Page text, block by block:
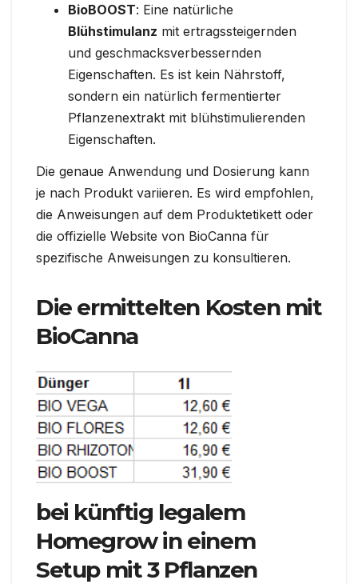
BioBOOST: Eine natürliche
Blühstimulanz mit ertragssteigernden
und geschmacksverbessernden
Eigenschaften. Es ist kein Nährstoff,
sondern ein natürlich fermentierter
Pflanzenextrakt mit blühstimulierenden
Eigenschaften.
Die genaue Anwendung und Dosierung kann
je nach Produkt variieren. Es wird empfohlen,
die Anweisungen auf dem Produktetikett oder
die offizielle Website von BioCanna für
spezifische Anweisungen zu konsultieren.
Die ermittelten Kosten mit
BioCanna
bei künftig legalem
Homegrow in einem
Setup mit 3 Pflanzen